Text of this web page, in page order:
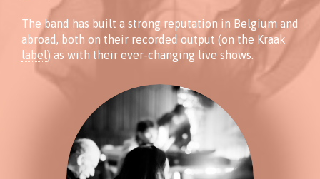
The band has built a strong reputation in Belgium and
abroad, both on their recorded output (on the Kraak
label) as with their ever-changing live shows.